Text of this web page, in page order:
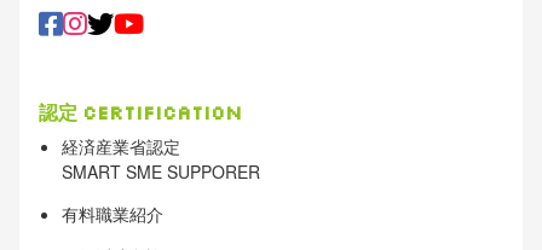
認定 Certification
経済産業省認定
SMART SME SUPPORER
有料職業紹介